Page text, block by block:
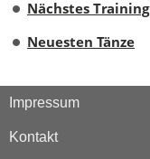
Nächstes Training
Neuesten Tänze
Impressum
Kontakt